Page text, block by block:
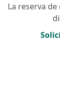
La reserva